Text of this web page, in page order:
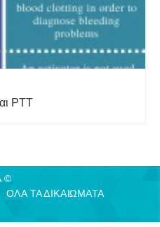
PTT
©
ΟΛΑ ΤΑ ΔΙΚΑΙΩΜΑΤΑ